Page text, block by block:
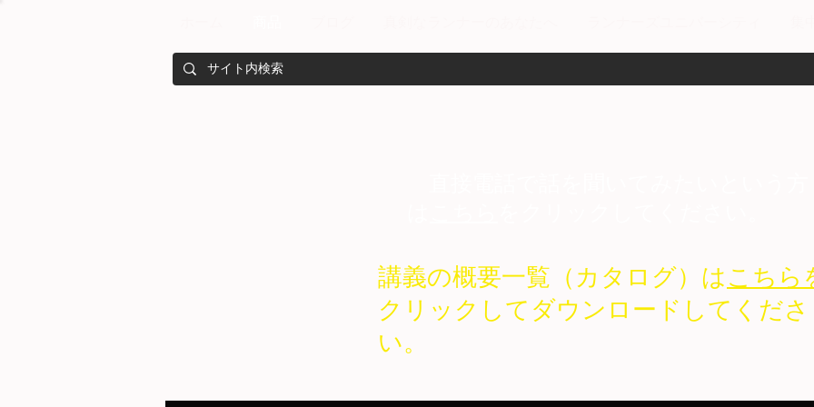
講義の概要一覧（カタログ）はこちら
クリックしてダウンロードしてくださ
い。